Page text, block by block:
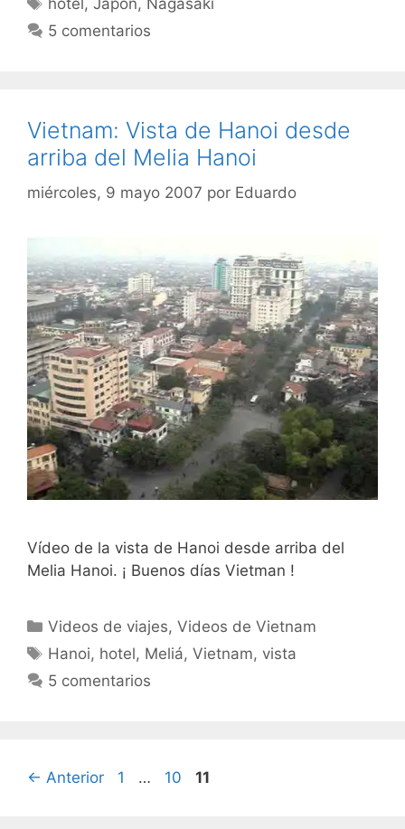
hotel,Japón, Nagasaki
5 comentarios
Vietnam: Vista de Hanoi desde
arriba del Melia Hanoi
miércoles, 9 mayo 2007 por Eduardo
Vídeo de la vista de Hanoi desde arriba del
Melia Hanoi. ¡ Buenos días Vietman !
Categorías
Videos de viajes,Videos de Vietnam
Etiquetas
Hanoi, hotel, Meliá,Vietnam, vista
5 comentarios
← Anterior Página
1 … Página
10 Página
11